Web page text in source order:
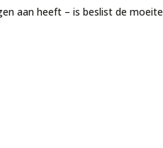
aan heeft – is beslist de moeite